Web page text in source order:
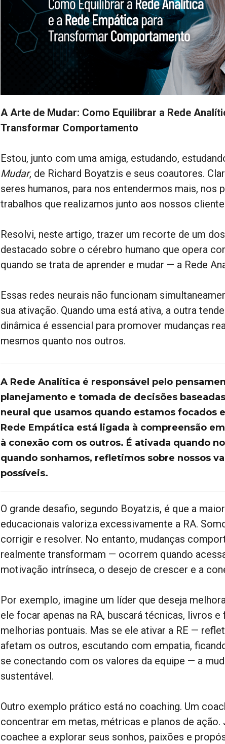
A Arte de Mudar: Como Equilibrar a Rede
Transformar Comportamento
Estou, junto com uma amiga, estudando,
Mudar, de Richard Boyatzis e seus coautores.
seres humanos, para nos entendermos mais,
trabalhos que realizamos junto aos nossos
Resolvi, neste artigo, trazer um recorte de um
destacado sobre o cérebro humano que opera
quando se trata de aprender e mudar — a Rede
Essas redes neurais não funcionam
sua ativação. Quando uma está ativa, a outra
dinâmica é essencial para promover mudanças
mesmos quanto nos outros.
A Rede Analítica é responsável pelo
planejamento e tomada de decisões
neural que usamos quando estamos focados
Rede Empática está ligada à compreensão
à conexão com os outros. É ativada quando
quando sonhamos, refletimos sobre nossos
possíveis.
O grande desafio, segundo Boyatzis, é que a
educacionais valoriza excessivamente a RA.
corrigir e resolver. No entanto, mudanças
realmente transformam — ocorrem quando
motivação intrínseca, o desejo de crescer e a
Por exemplo, imagine um líder que deseja
ele focar apenas na RA, buscará técnicas, livros
melhorias pontuais. Mas se ele ativar a RE —
afetam os outros, escutando com empatia,
se conectando com os valores da equipe — a
sustentável.
Outro exemplo prático está no coaching. Um
concentrar em metas, métricas e planos de ação.
coachee a explorar seus sonhos, paixões e